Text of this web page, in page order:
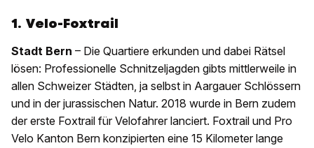
1. Velo-Foxtrail
Stadt Bern – Die Quartiere erkunden und dabei Rätsel
lösen: Professionelle Schnitzeljagden gibts mittlerweile in
allen Schweizer Städten, ja selbst in Aargauer Schlössern
und in der jurassischen Natur. 2018 wurde in Bern zudem
der erste Foxtrail für Velofahrer lanciert. Foxtrail und Pro
Velo Kanton Bern konzipierten eine 15 Kilometer lange